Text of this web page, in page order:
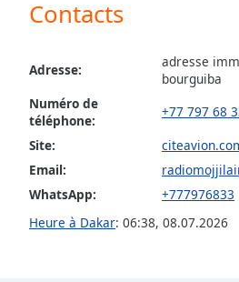
subtitles
settings
subtitles
selected
Audio
Picture-
Picture
Contacts
Adresse:
adresse
bourguiba
Numéro de
téléphone:
+77 797 68
Site:
Email:
WhatsApp:
+777976833
Heure à Dakar: 06:38, 08.07.2026